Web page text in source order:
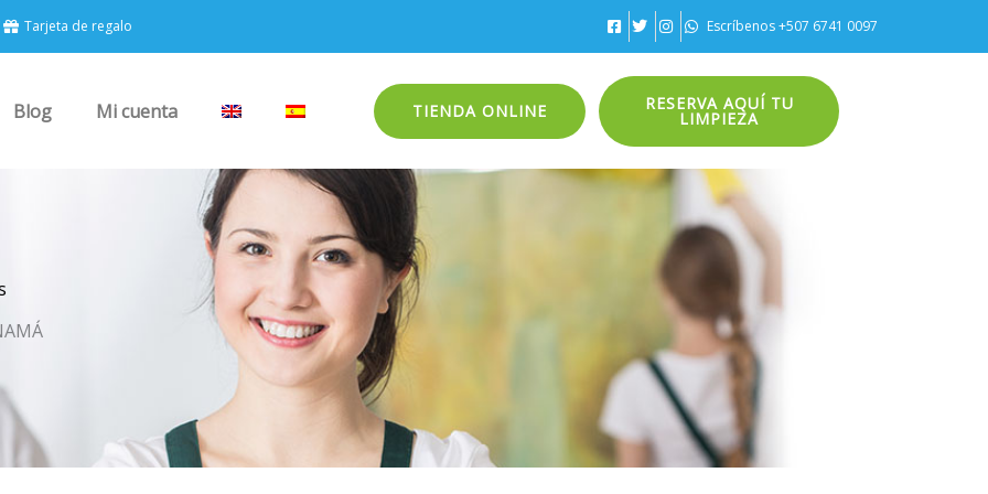
Tarjeta de regalo Escríbenos +507 6741 0097
Blog Mi cuenta TIENDA ONLINE RESERVA AQUÍ TU
LIMPIEZA